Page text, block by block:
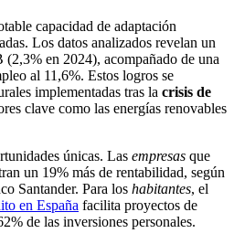
capacidad de adaptación
Los datos analizados revelan un
en 2024), acompañado de una
al 11,6%. Estos logros se
implementadas tras la crisis de
clave como las energías renovables
únicas. Las empresas que
un 19% más de rentabilidad, según
Santander. Para los habitantes, el
en España facilita proyectos de
de las inversiones personales.